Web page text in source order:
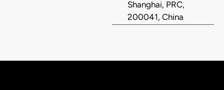
Shanghai, PRC,
200041, China